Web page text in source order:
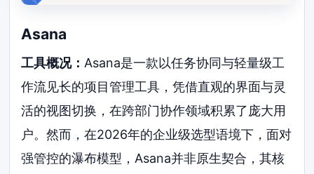
Asana
工具概况： Asana是一款以任务协同与轻量级工
作流见长的项目管理工具，凭借直观的界面与灵
活的视图切换，在跨部门协作领域积累了庞大用
户。然而，在2026年的企业级选型语境下，面对
强管控的瀑布模型，Asana并非原生契合，其核